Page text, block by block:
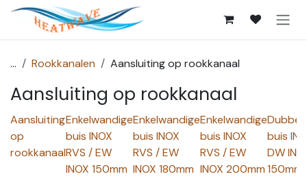
Overslaan naar inhoud
... Rookkanalen Aansluiting op rookkanaal
Aansluiting op rookkanaal
Aansluiting
op
rookkanaal
Enkelwandige
buis INOX
RVS / EW
INOX 150mm
Enkelwandige
buis INOX
RVS / EW
INOX 180mm
Enkelwandige
buis INOX
RVS / EW
INOX 200mm
buis
DW
150mm